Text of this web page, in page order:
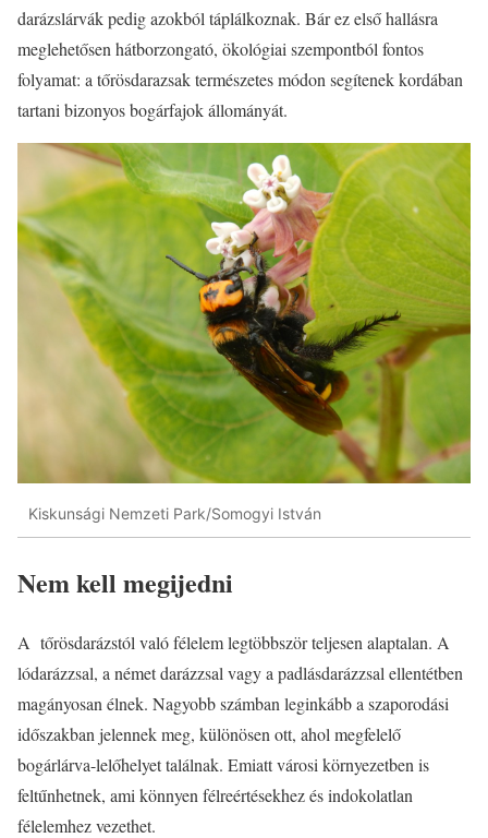
darázslárvák pedig azokból táplálkoznak. Bár ez első hallásra
meglehetősen hátborzongató, ökológiai szempontból fontos
folyamat: a tőrösdarazsak természetes módon segítenek kordában
tartani bizonyos bogárfajok állományát.
Kiskunsági Nemzeti Park/Somogyi István
Nem kell megijedni
A tőrösdarázstól való félelem legtöbbször teljesen alaptalan. A
lódarázzsal, a német darázzsal vagy a padlásdarázzsal ellentétben
magányosan élnek. Nagyobb számban leginkább a szaporodási
időszakban jelennek meg, különösen ott, ahol megfelelő
bogárlárva-lelőhelyet találnak. Emiatt városi környezetben is
feltűnhetnek, ami könnyen félreértésekhez és indokolatlan
félelemhez vezethet.